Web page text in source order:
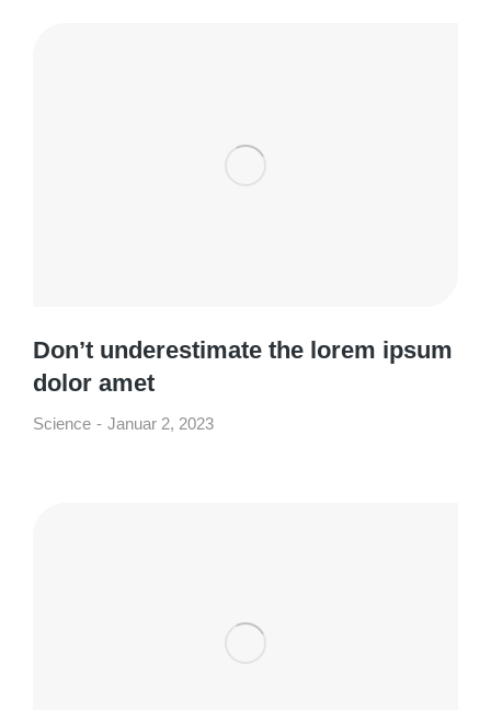
Don’t underestimate the lorem ipsum
dolor amet
Science Januar 2, 2023